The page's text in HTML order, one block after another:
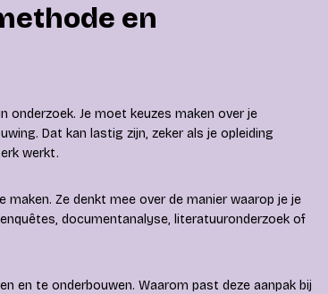
en
onderzoek. Je moet keuzes maken over je
Dat kan lastig zijn, zeker als je opleiding
werkt.
Ze denkt mee over de manier waarop je je
documentanalyse, literatuuronderzoek of
en te onderbouwen. Waarom past deze aanpak bij